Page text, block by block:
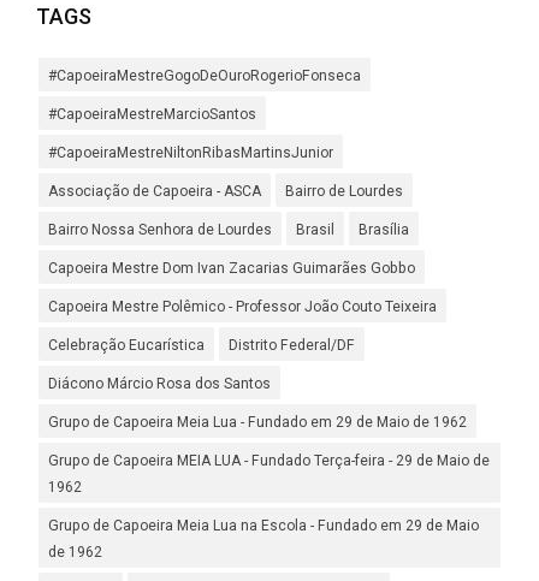
TAGS
#CapoeiraMestreGogoDeOuroRogerioFonseca
#CapoeiraMestreMarcioSantos
#CapoeiraMestreNiltonRibasMartinsJunior
Associação de Capoeira - ASCA Bairro de Lourdes
Bairro Nossa Senhora de Lourdes Brasil Brasília
Capoeira Mestre Dom Ivan Zacarias Guimarães Gobbo
Capoeira Mestre Polêmico - Professor João Couto Teixeira
Celebração Eucarística Distrito Federal/DF
Diácono Márcio Rosa dos Santos
Grupo de Capoeira Meia Lua - Fundado em 29 de Maio de 1962
Grupo de Capoeira MEIA LUA - Fundado Terça-feira - 29 de Maio de
1962
Grupo de Capoeira Meia Lua na Escola - Fundado em 29 de Maio
de 1962